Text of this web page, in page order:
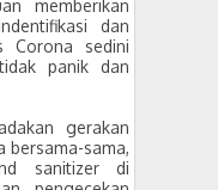
memberikan
dan
Corona sedini
panik dan
gerakan
bersama-sama,
sanitizer di